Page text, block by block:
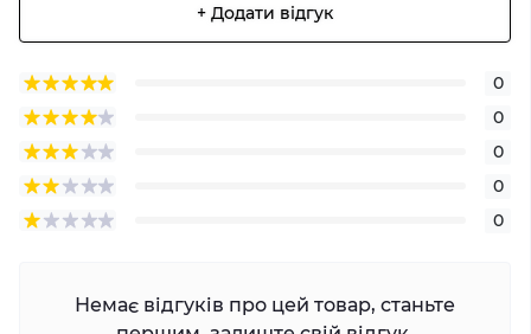
+ Додати відгук
0
0
0
0
0
Немає відгуків про цей товар, станьте